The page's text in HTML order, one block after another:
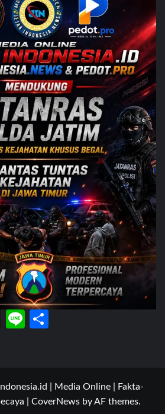
X Line
| Media Online | Fakta-
CoverNewsby AF themes.